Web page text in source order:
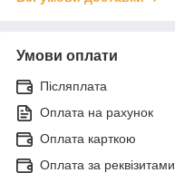
Умови оплати
Післяплата
Оплата на рахунок
Оплата карткою
Оплата за реквізитами